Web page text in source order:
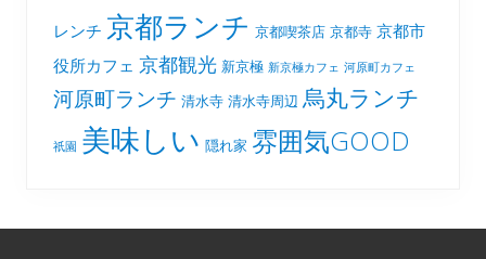
レンチ 京都ランチ 京都喫茶店 京都寺 京都市
役所カフェ 京都観光 新京極 新京極カフェ 河原町カフェ
河原町ランチ 清水寺 清水寺周辺 烏丸ランチ
祇園 美味しい 隠れ家 雰囲気GOOD